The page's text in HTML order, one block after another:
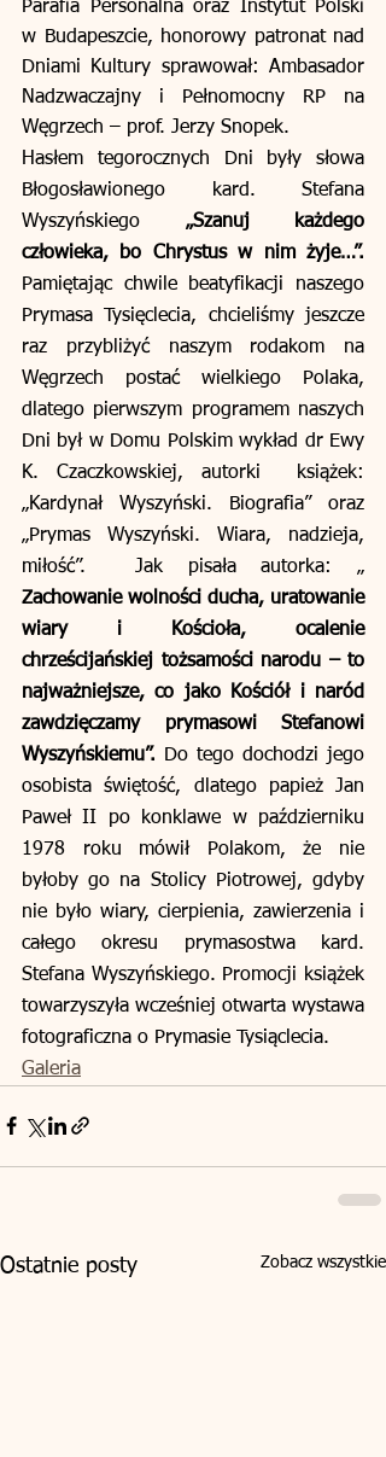
Parafia Personalna oraz Instytut Polski
w Budapeszcie, honorowy patronat nad
Dniami Kultury sprawował: Ambasador
Nadzwaczajny i Pełnomocny RP na
Węgrzech – prof. Jerzy Snopek.
Hasłem tegorocznych Dni były słowa
Błogosławionego kard. Stefana
Wyszyńskiego „Szanuj każdego
człowieka, bo Chrystus w nim żyje…”.
Pamiętając chwile beatyfikacji naszego
Prymasa Tysięclecia, chcieliśmy jeszcze
raz przybliżyć naszym rodakom na
Węgrzech postać wielkiego Polaka,
dlatego pierwszym programem naszych
Dni był w Domu Polskim wykład dr Ewy
K. Czaczkowskiej, autorki  książek:
„Kardynał Wyszyński. Biografia” oraz
„Prymas Wyszyński. Wiara, nadzieja,
Zachowanie wolności ducha, uratowanie
wiary i Kościoła, ocalenie
chrześcijańskiej tożsamości narodu – to
najważniejsze, co jako Kościół i naród
zawdzięczamy prymasowi Stefanowi
Wyszyńskiemu”.
Do tego dochodzi jego
osobista świętość, dlatego papież Jan
Paweł II po konklawe w październiku
1978 roku mówił Polakom, że nie
byłoby go na Stolicy Piotrowej, gdyby
nie było wiary, cierpienia, zawierzenia i
całego okresu prymasostwa kard.
Stefana Wyszyńskiego. Promocji książek
towarzyszyła wcześniej otwarta wystawa
fotograficzna o Prymasie Tysiąclecia.
Galeria
Ostatnie posty Zobacz wszystkie